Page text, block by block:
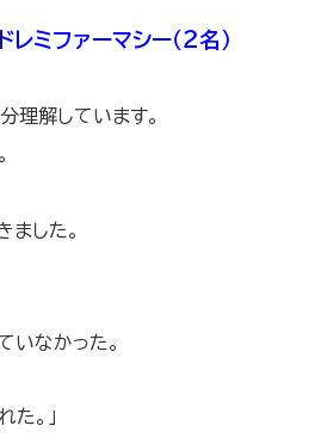
ミファーマシー（２名）
理解しています。
した。
いなかった。
。」